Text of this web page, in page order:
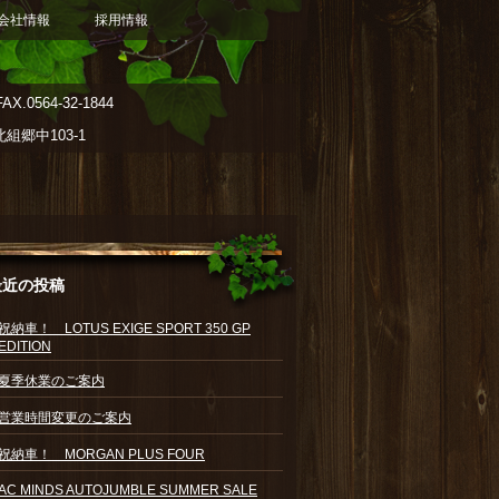
32-1844
組郷中103-1
社情報 採用情報
の投稿
納車！ LOTUS EXIGE SPORT 350 GP
季休業のご案内
業時間変更のご案内
納車！ MORGAN PLUS FOUR
MINDS AUTOJUMBLE SUMMER SALE